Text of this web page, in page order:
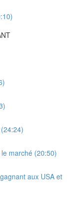
marché (20:50)
aux USA et